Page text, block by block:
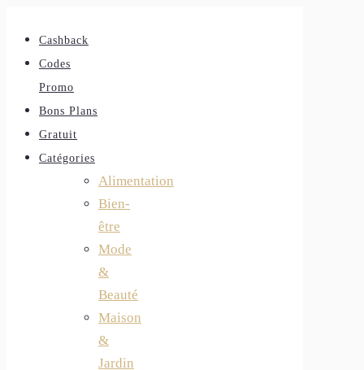
Cashback
Codes
Promo
Bons Plans
Gratuit
Catégories
Alimentation
Bien-
être
Mode
&
Beauté
Maison
&
Jardin